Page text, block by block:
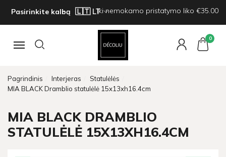
Pasirinkite kalbą Iki nemokamo pristatymo liko €35.00
Navigacija
0
Pagrindinis Interjeras
Statulėlės
MIA BLACK Dramblio statulėlė 15x13xh16.4cm
MIA BLACK DRAMBLIO
STATULĖLĖ 15X13XH16.4CM